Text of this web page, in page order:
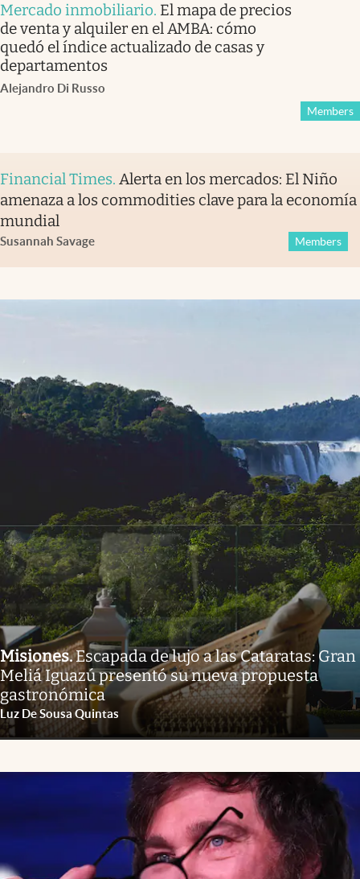
Mercado inmobiliario. El mapa de precios
de venta y alquiler en el AMBA: cómo
quedó el índice actualizado de casas y
departamentos
Alejandro Di Russo
Members
Financial Times. Alerta en los mercados: El Niño
amenaza a los commodities clave para la economía
mundial
Susannah Savage Members
Misiones.Escapada de lujo a las Cataratas: Gran
Meliá Iguazú presentó su nueva propuesta
gastronómica
Luz De Sousa Quintas